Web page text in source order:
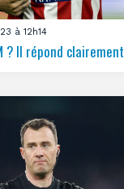
à 12h14
? Il répond clairement